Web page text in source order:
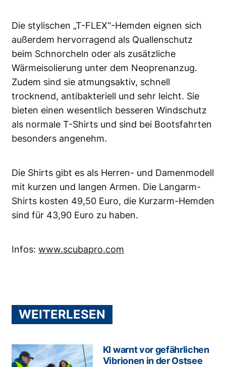
Die stylischen „T-FLEX“-Hemden eignen sich
außerdem hervorragend als Quallenschutz
beim Schnorcheln oder als zusätzliche
Wärmeisolierung unter dem Neoprenanzug.
Zudem sind sie atmungsaktiv, schnell
trocknend, antibakteriell und sehr leicht. Sie
bieten einen wesentlich besseren Windschutz
als normale T-Shirts und sind bei Bootsfahrten
besonders angenehm.
Die Shirts gibt es als Herren- und Damenmodell
mit kurzen und langen Armen. Die Langarm-
Shirts kosten 49,50 Euro, die Kurzarm-Hemden
sind für 43,90 Euro zu haben.
Infos: www.scubapro.com
WEITERLESEN
KI warnt vor gefährlichen
Vibrionen in der Ostsee